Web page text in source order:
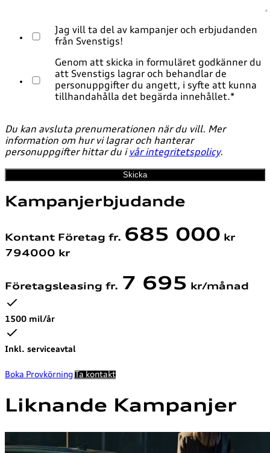
Jag vill ta del av kampanjer och erbjudanden
från Svenstigs!
Genom att skicka in formuläret godkänner du
att Svenstigs lagrar och behandlar de
personuppgifter du angett, i syfte att kunna
tillhandahålla det begärda innehållet.*
Du kan avsluta prenumerationen när du vill. Mer
information om hur vi lagrar och hanterar
personuppgifter hittar du i vår integritetspolicy.
Kampanjerbjudande
Kontant Företag fr. 685 000
kr
794000
kr
Företagsleasing fr. 7 695 kr/månad
1500 mil/år
Inkl. serviceavtal
Boka Provkörning Ta kontakt
Liknande Kampanjer